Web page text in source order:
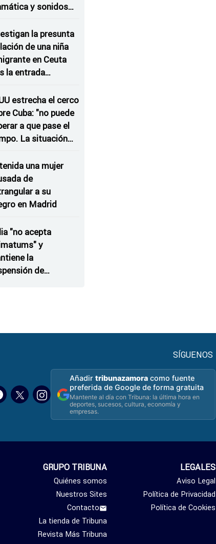
y sonidos
la presunta
de una niña
en Ceuta
la entrada
estrecha el cerco
Cuba: "no puede
a que pase el
La situación
una mujer
de
a su
en Madrid
"no acepta
y
la
de
SÍGUENOS
Añadirtribunazamora como fuente
preferida de Google de forma gratuita
Mantente al día con Tribuna: la última hora en
deportes, sucesos, cultura, economía y
empresas.
GRUPO TRIBUNA
Quiénes somos
Nuestros Sites
Contacto
La tienda de Tribuna
Revista Más Tribuna
LEGALES
Aviso Legal
Política de Privacidad
Política de Cookies